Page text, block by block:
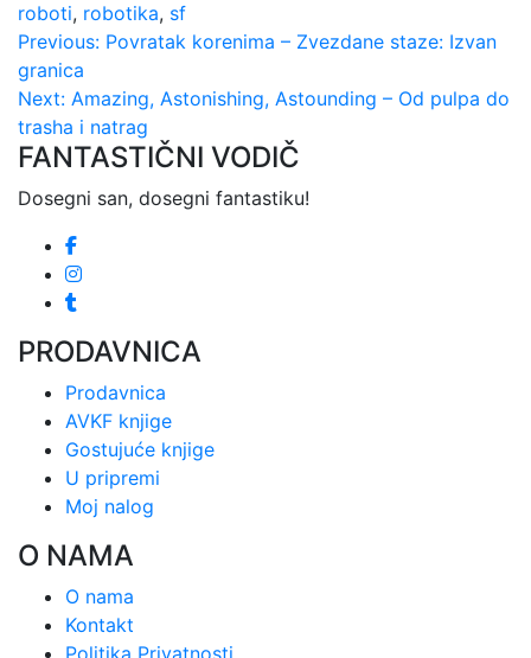
roboti, robotika, sf
Kretanje
članka
Previous: Povratak korenima – Zvezdane staze: Izvan
granica
Next: Amazing, Astonishing, Astounding – Od pulpa do
trasha i natrag
FANTASTIČNI VODIČ
Dosegni san, dosegni fantastiku!
PRODAVNICA
Prodavnica
AVKF knjige
Gostujuće knjige
U pripremi
Moj nalog
O NAMA
O nama
Kontakt